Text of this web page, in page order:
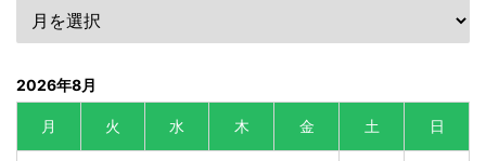
2026年8月
月 火 水 木 金 土 日